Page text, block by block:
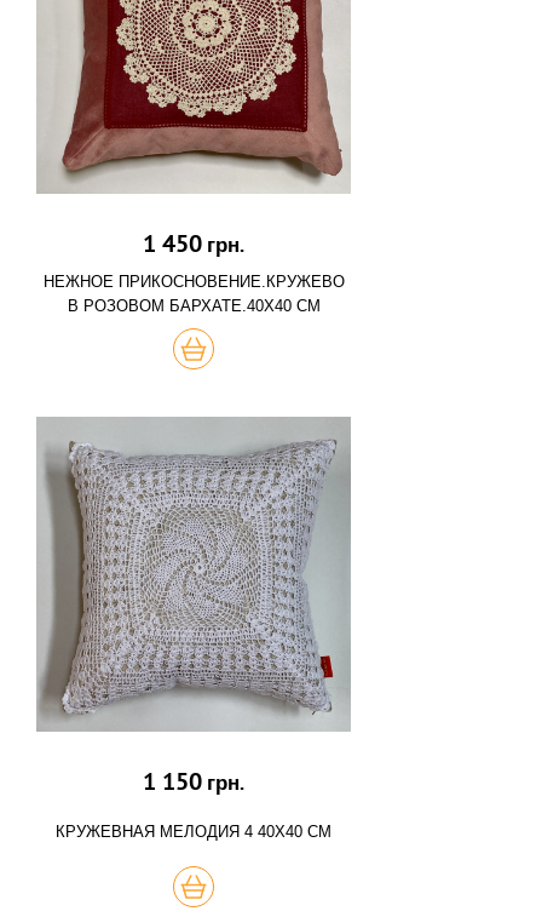
1 450 грн.
НЕЖНОЕ ПРИКОСНОВЕНИЕ.КРУЖЕВО
В РОЗОВОМ БАРХАТЕ.40Х40 СМ
КУПИТЬ
1 150 грн.
КРУЖЕВНАЯ МЕЛОДИЯ 4 40Х40 СМ
КУПИТЬ